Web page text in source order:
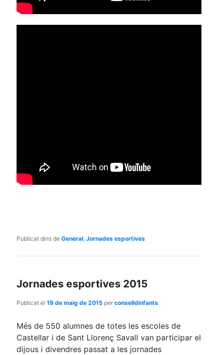
Publicat dins de General,Jornades esportives
Jornades esportives 2015
Publicat el19 de maig de 2015 perconselldinfants
Més de 550 alumnes de totes les escoles de
Castellar i de Sant Llorenç Savall van participar el
dijous i divendres passat a les jornades